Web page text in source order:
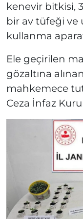
kenevir bitkisi,
bir av tüfeği
kullanma
Ele geçirilen
gözaltına
mahkemece
Ceza İnfaz